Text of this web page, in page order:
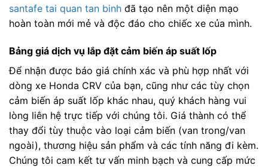
santafe tai quan tan binh đã tạo nên một diện mạo
hoàn toàn mới mẻ và độc đáo cho chiếc xe của mình.
Bảng giá dịch vụ lắp đặt cảm biến áp suất lốp
Để nhận được báo giá chính xác và phù hợp nhất với
dòng xe Honda CRV của bạn, cũng như các tùy chọn
cảm biến áp suất lốp khác nhau, quý khách hàng vui
lòng liên hệ trực tiếp với chúng tôi. Giá thành có thể
thay đổi tùy thuộc vào loại cảm biến (van trong/van
ngoài), thương hiệu sản phẩm và các tính năng đi kèm.
Chúng tôi cam kết tư vấn minh bạch và cung cấp mức